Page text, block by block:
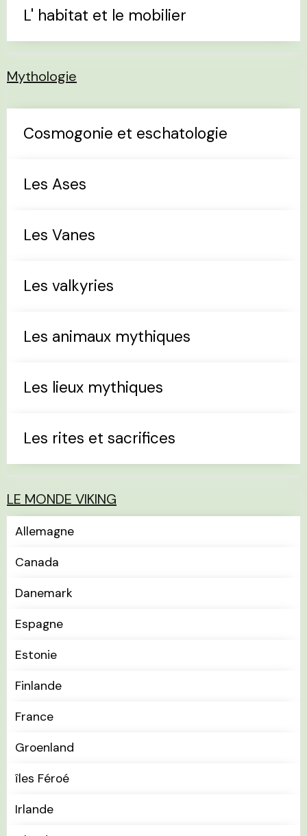
L' habitat et le mobilier
Mythologie
Cosmogonie et eschatologie
Les Ases
Les Vanes
Les valkyries
Les animaux mythiques
Les lieux mythiques
Les rites et sacrifices
LE MONDE VIKING
Allemagne
Canada
Danemark
Espagne
Estonie
Finlande
France
Groenland
îles Féroé
Irlande